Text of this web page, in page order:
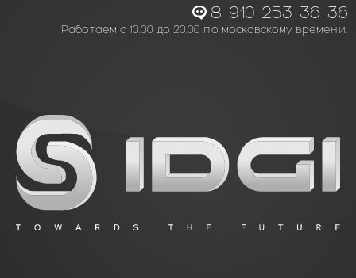
8-910-253-36-36
Работаем с 10.00 до 20.00 по московскому времени.